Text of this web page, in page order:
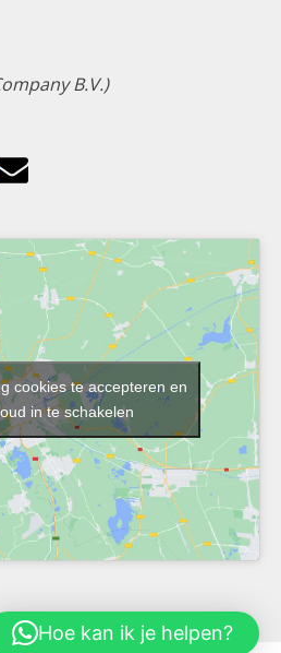
cookies te accepteren en
in te schakelen
B.V.)
Hoe kan ik je helpen?